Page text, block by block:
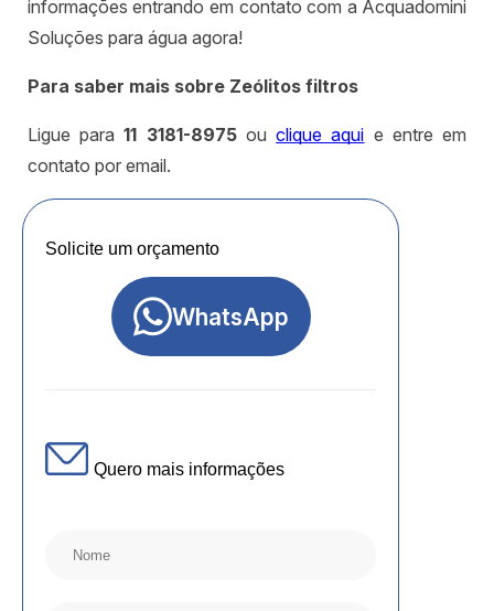
informações entrando em contato com a Acquadomini
Soluções para água agora!
Para saber mais sobre Zeólitos filtros
Ligue para11 3181-8975ouclique aqui e entre em
contato por email.
Solicite um orçamento
WhatsApp
Quero mais informações